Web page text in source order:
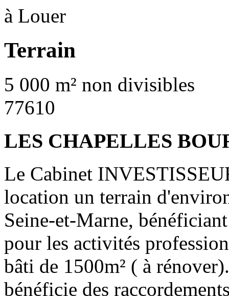
à Louer
Terrain
5 000 m² non divisibles
77610
LES CHAPELLES
Le Cabinet
location un terrain
Seine-et-Marne,
pour les activités
bâti de 1500m² ( à
bénéficie des